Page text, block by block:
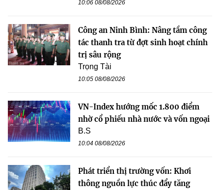
10:06 08/08/2026
Công an Ninh Bình: Nâng tầm công
tác thanh tra từ đợt sinh hoạt chính
trị sâu rộng
Trọng Tài
10:05 08/08/2026
VN-Index hướng mốc 1.800 điểm
nhờ cổ phiếu nhà nước và vốn ngoại
B.S
10:04 08/08/2026
Phát triển thị trường vốn: Khơi
thông nguồn lực thúc đẩy tăng